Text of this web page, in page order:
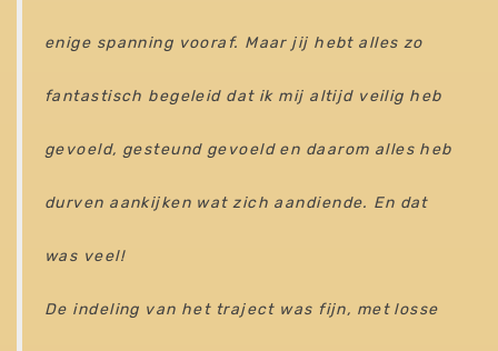
enige spanning vooraf. Maar jij hebt alles zo
fantastisch begeleid dat ik mij altijd veilig heb
gevoeld, gesteund gevoeld en daarom alles heb
durven aankijken wat zich aandiende. En dat
was veel!
De indeling van het traject was fijn, met losse